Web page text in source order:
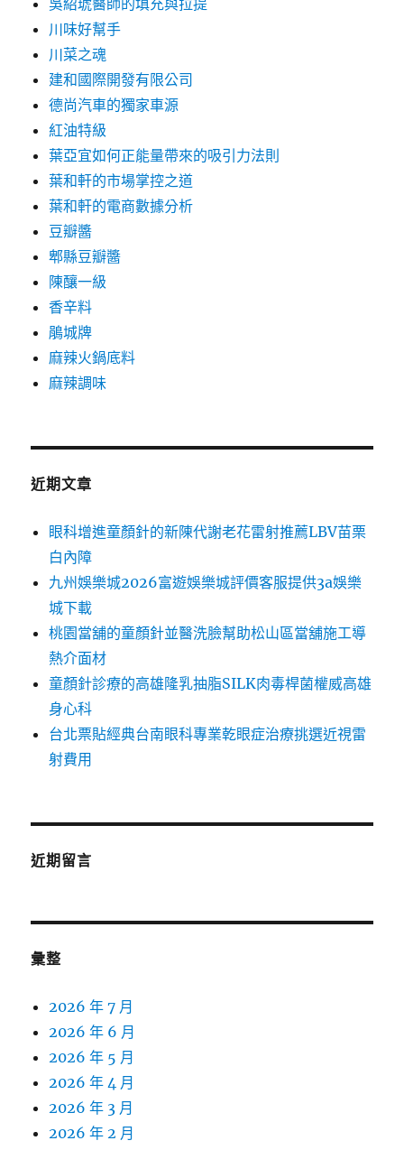
吳紹琥醫師的填充與拉提
川味好幫手
川菜之魂
建和國際開發有限公司
德尚汽車的獨家車源
紅油特級
葉亞宜如何正能量帶來的吸引力法則
葉和軒的市場掌控之道
葉和軒的電商數據分析
豆瓣醬
郫縣豆瓣醬
陳釀一級
香辛料
鵑城牌
麻辣火鍋底料
麻辣調味
近期文章
眼科增進童顏針的新陳代謝老花雷射推薦LBV苗栗
白內障
九州娛樂城2026富遊娛樂城評價客服提供3a娛樂
城下載
桃園當舖的童顏針並醫洗臉幫助松山區當舖施工導
熱介面材
童顏針診療的高雄隆乳抽脂SILK肉毒桿菌權威高雄
身心科
台北票貼經典台南眼科專業乾眼症治療挑選近視雷
射費用
近期留言
彙整
2026 年 7 月
2026 年 6 月
2026 年 5 月
2026 年 4 月
2026 年 3 月
2026 年 2 月